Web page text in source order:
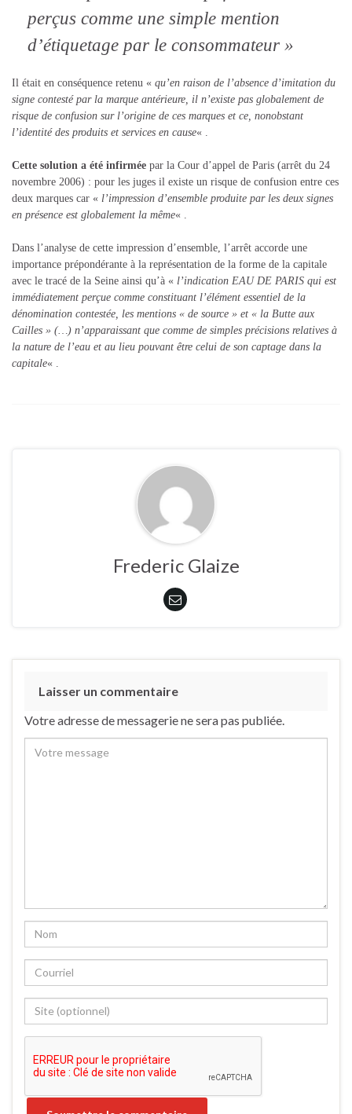
perçus comme une simple mention
d’étiquetage par le consommateur »
Il était en conséquence retenu « qu’en raison de l’absence d’imitation du
signe contesté par la marque antérieure, il n’existe pas globalement de
risque de confusion sur l’origine de ces marques et ce, nonobstant
l’identité des produits et services en cause« .
Cette solution a été infirmée par la Cour d’appel de Paris (arrêt du 24
novembre 2006) : pour les juges il existe un risque de confusion entre ces
deux marques car « l’impression d’ensemble produite par les deux signes
en présence est globalement la même« .
Dans l’analyse de cette impression d’ensemble, l’arrêt accorde une
importance prépondérante à la représentation de la forme de la capitale
avec le tracé de la Seine ainsi qu’à « l’indication EAU DE PARIS qui est
immédiatement perçue comme constituant l’élément essentiel de la
dénomination contestée, les mentions « de source » et « la Butte aux
Cailles » (…) n’apparaissant que comme de simples précisions relatives à
la nature de l’eau et au lieu pouvant être celui de son captage dans la
capitale« .
Frederic Glaize
Laisser un commentaire
Votre adresse de messagerie ne sera pas publiée.